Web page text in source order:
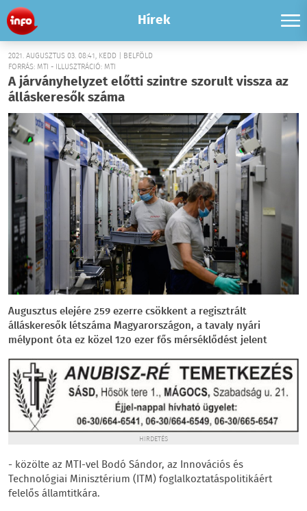
Hírek
2021. AUGUSZTUS 03. 08:41, KEDD | BELFÖLD
FORRÁS: MTI - ILLUSZTRÁCIÓ: MTI
A járványhelyzet előtti szintre szorult vissza az
álláskeresők száma
Augusztus elejére 259 ezerre csökkent a regisztrált
álláskeresők létszáma Magyarországon, a tavaly nyári
mélypont óta ez közel 120 ezer fős mérséklődést jelent
HIRDETÉS
- közölte az MTI-vel Bodó Sándor, az Innovációs és
Technológiai Minisztérium (ITM) foglalkoztatáspolitikáért
felelős államtitkára.